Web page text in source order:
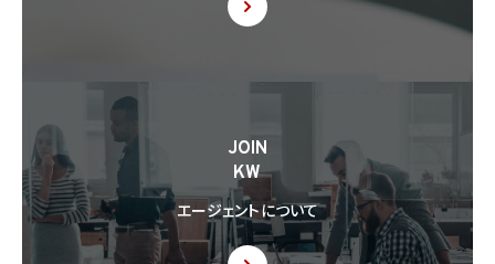
8.4 当社は、個人情報を第三者に提供したときは、個人情報保護法第29条に従い、記録
に従い、必要な確認を行い、当該確認にかかる記録の作成及び保存を行うものとします。
供された個人情報の利用方法について本人の同意を取得したことを証する記録を提出
するように求められた場合、当該第三者に対し当該記録を提出することがあります。
9. 共同利用
9.1 当社が運営するウェブサイトの問合せフォームから当社に連絡を行ったお客様から取
得した情報に関して、当社は、KW加盟店との間で、下記の通り、個人情報を共同利用しま
JOIN
KW
エージェントについて